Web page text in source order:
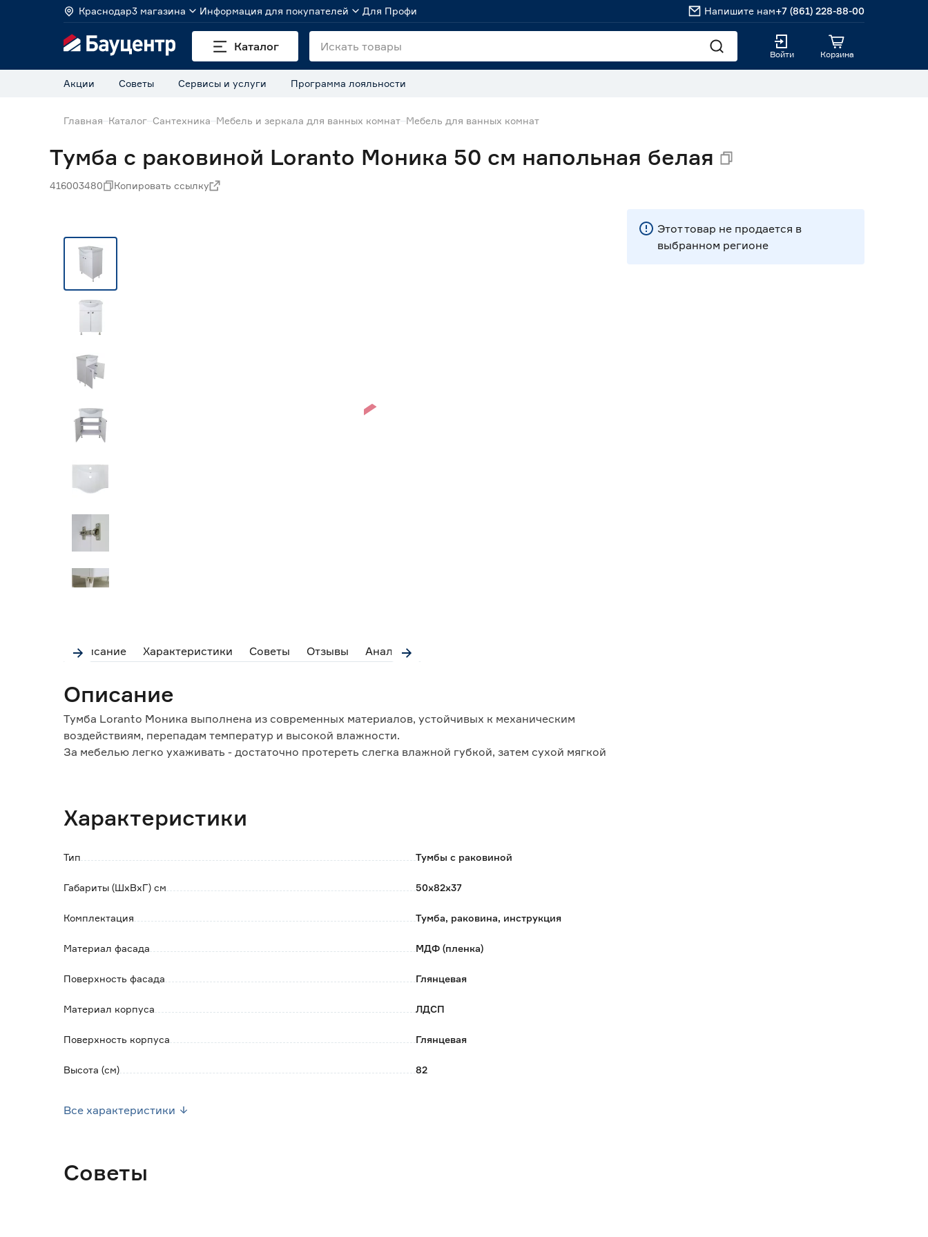
Краснодар3 магазина Информация для покупателей Для Профи Напишите нам+7 (861) 228-88-00
Каталог
Войти Корзина
Акции Советы Сервисы и услуги Программа лояльности
Главная Каталог Сантехника Мебель и зеркала для ванных комнат Мебель для ванных комнат
Тумба с раковиной Loranto Моника 50 см напольная белая
416003480 Копировать ссылку
Описание Характеристики Советы Отзывы Аналоги
Описание
Тумба Loranto Моника выполнена из современных материалов, устойчивых к механическим
воздействиям, перепадам температур и высокой влажности.
За мебелью легко ухаживать - достаточно протереть слегка влажной губкой, затем сухой мягкой
Эмаль устойчива к возникновению царапин, легко очищается обычными моющими средствами.
Обратите внимание:
отдельно раковина.
Характеристики
Тип Тумбы с раковиной
Габариты (ШхВхГ) см 50х82х37
Комплектация Тумба, раковина, инструкция
Материал фасада МДФ (пленка)
Поверхность фасада Глянцевая
Материал корпуса ЛДСП
Поверхность корпуса Глянцевая
Высота (см) 82
Все характеристики
Этот товар не продается в
выбранном регионе
Советы